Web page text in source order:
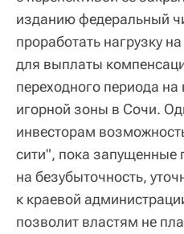
изданию федеральный
проработать нагрузку
для выплаты
переходного периода
игорной зоны в Сочи.
инвесторам
сити", пока запущенные
на безубыточность,
к краевой
позволит властям не